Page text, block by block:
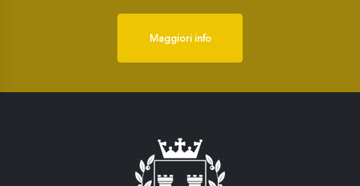
Maggiori info